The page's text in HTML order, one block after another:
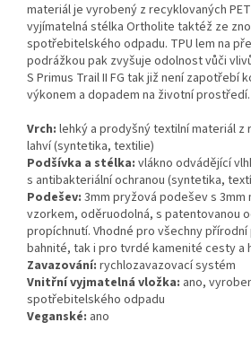
materiál je vyrobený z recyklovaných
vyjímatelná stélka Ortholite taktéž ze
spotřebitelského odpadu. TPU lem na
podrážkou pak zvyšuje odolnost vůči
S Primus Trail II FG tak již není zapotřebí
výkonem a dopadem na životní prostředí.
Vrch: lehký a prodyšný textilní materiál z
lahví (syntetika, textilie)
Podšívka a stélka: vlákno odvádějící
s antibakteriální ochranou (syntetika,
Podešev: 3mm pryžová podešev s 3mm
vzorkem, oděruodolná, s patentovanou
propíchnutí. Vhodné pro všechny
bahnité, tak i pro tvrdé kamenité cesty a
Zavazování: rychlozavazovací systém
Vnitřní vyjmatelná vložka: ano,
spotřebitelského odpadu
Veganské: ano